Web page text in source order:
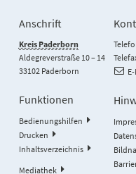
Anschrift
Kreis Paderborn
Aldegreverstraße 10 – 14
33102 Paderborn
Funktionen
Bedienungshilfen
Drucken
Inhaltsverzeichnis
Mediathek